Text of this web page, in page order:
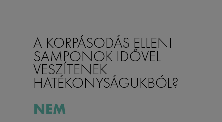
A KORPÁSODÁS ELLENI
SAMPONOK IDŐVEL
VESZÍTENEK
HATÉKONYSÁGUKBÓL?
NEM